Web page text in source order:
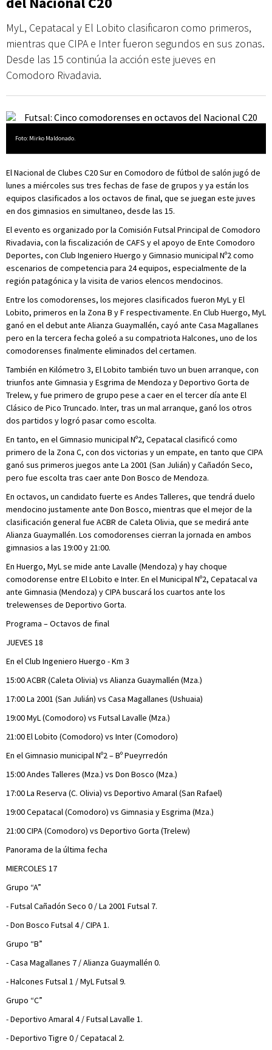
MyL, Cepatacal y El Lobito clasificaron como primeros,
mientras que CIPA e Inter fueron segundos en sus zonas.
Desde las 15 continúa la acción este jueves en
Comodoro Rivadavia.
Foto: Mirko Maldonado.
El Nacional de Clubes C20 Sur en Comodoro de fútbol de salón jugó de
lunes a miércoles sus tres fechas de fase de grupos y ya están los
equipos clasificados a los octavos de final, que se juegan este juves
en dos gimnasios en simultaneo, desde las 15.
El evento es organizado por la Comisión Futsal Principal de Comodoro
Rivadavia, con la fiscalización de CAFS y el apoyo de Ente Comodoro
Deportes, con Club Ingeniero Huergo y Gimnasio municipal Nº2 como
escenarios de competencia para 24 equipos, especialmente de la
región patagónica y la visita de varios elencos mendocinos.
Entre los comodorenses, los mejores clasificados fueron MyL y El
Lobito, primeros en la Zona B y F respectivamente. En Club Huergo, MyL
ganó en el debut ante Alianza Guaymallén, cayó ante Casa Magallanes
pero en la tercera fecha goleó a su compatriota Halcones, uno de los
comodorenses finalmente eliminados del certamen.
También en Kilómetro 3, El Lobito también tuvo un buen arranque, con
triunfos ante Gimnasia y Esgrima de Mendoza y Deportivo Gorta de
Trelew, y fue primero de grupo pese a caer en el tercer día ante El
Clásico de Pico Truncado. Inter, tras un mal arranque, ganó los otros
dos partidos y logró pasar como escolta.
En tanto, en el Gimnasio municipal Nº2, Cepatacal clasificó como
primero de la Zona C, con dos victorias y un empate, en tanto que CIPA
ganó sus primeros juegos ante La 2001 (San Julián) y Cañadón Seco,
pero fue escolta tras caer ante Don Bosco de Mendoza.
En octavos, un candidato fuerte es Andes Talleres, que tendrá duelo
mendocino justamente ante Don Bosco, mientras que el mejor de la
clasificación general fue ACBR de Caleta Olivia, que se medirá ante
Alianza Guaymallén. Los comodorenses cierran la jornada en ambos
gimnasios a las 19:00 y 21:00.
En Huergo, MyL se mide ante Lavalle (Mendoza) y hay choque
comodorense entre El Lobito e Inter. En el Municipal Nº2, Cepatacal va
ante Gimnasia (Mendoza) y CIPA buscará los cuartos ante los
trelewenses de Deportivo Gorta.
Programa – Octavos de final
JUEVES 18
En el Club Ingeniero Huergo - Km 3
15:00 ACBR (Caleta Olivia) vs Alianza Guaymallén (Mza.)
17:00 La 2001 (San Julián) vs Casa Magallanes (Ushuaia)
19:00 MyL (Comodoro) vs Futsal Lavalle (Mza.)
21:00 El Lobito (Comodoro) vs Inter (Comodoro)
En el Gimnasio municipal Nº2 – Bº Pueyrredón
15:00 Andes Talleres (Mza.) vs Don Bosco (Mza.)
17:00 La Reserva (C. Olivia) vs Deportivo Amaral (San Rafael)
19:00 Cepatacal (Comodoro) vs Gimnasia y Esgrima (Mza.)
21:00 CIPA (Comodoro) vs Deportivo Gorta (Trelew)
Panorama de la última fecha
MIERCOLES 17
Grupo “A”
- Futsal Cañadón Seco 0 / La 2001 Futsal 7.
- Don Bosco Futsal 4 / CIPA 1.
Grupo “B”
- Casa Magallanes 7 / Alianza Guaymallén 0.
- Halcones Futsal 1 / MyL Futsal 9.
Grupo “C”
- Deportivo Amaral 4 / Futsal Lavalle 1.
- Deportivo Tigre 0 / Cepatacal 2.